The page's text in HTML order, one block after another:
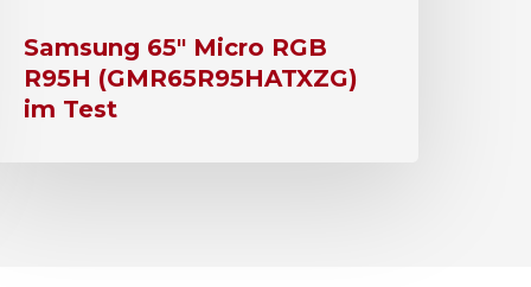
Samsung 65″ Micro RGB
R95H (GMR65R95HATXZG)
im Test